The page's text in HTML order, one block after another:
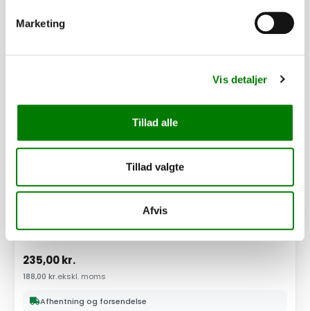
Marketing
Vis detaljer
Tillad alle
Tillad valgte
Afvis
PÅ LAGER
235,00kr.
188,00 kr.ekskl. moms
Afhentning og forsendelse